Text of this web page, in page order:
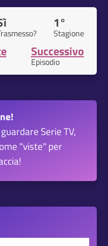
1°
Stagione
Successivo
Episodio
Serie TV,
"viste" per